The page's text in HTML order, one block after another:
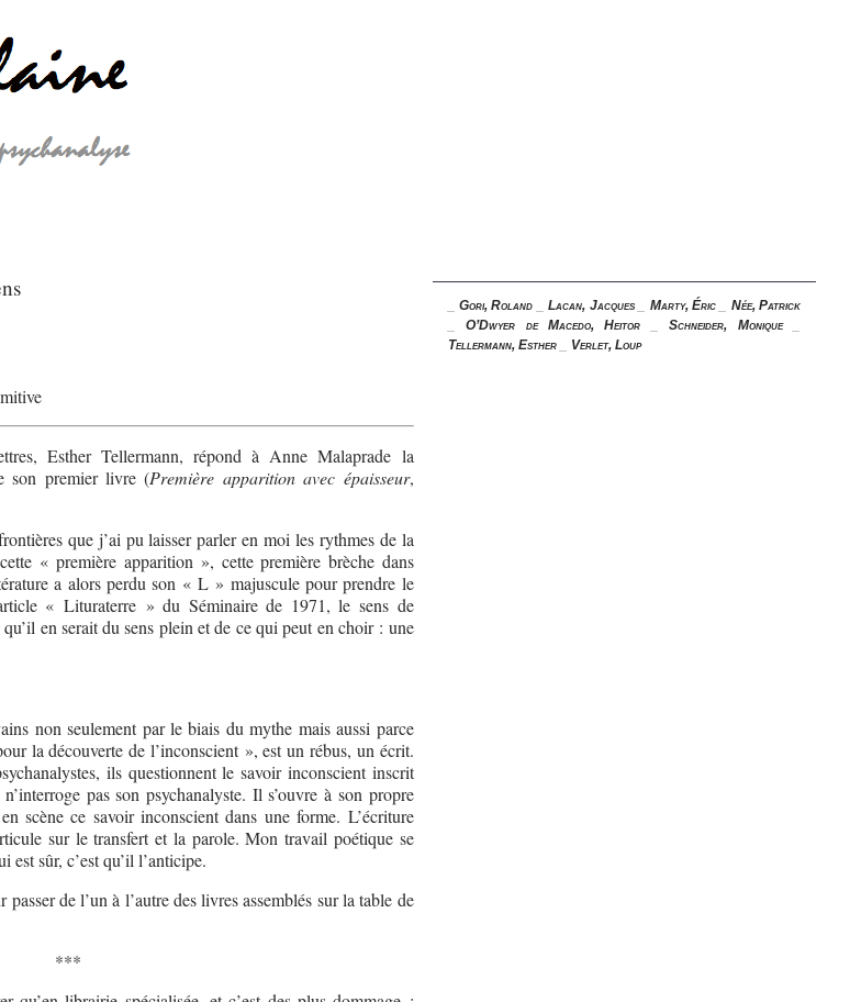
Esther Tellermann, répond à Anne Malaprade la
son premier livre (Première apparition avec épaisseur,
que j’ai pu laisser parler en moi les rythmes de la
« première apparition », cette première brèche dans
a alors perdu son « L » majuscule pour prendre le
« Lituraterre » du Séminaire de 1971, le sens de
en serait du sens plein et de ce qui peut en choir : une
non seulement par le biais du mythe mais aussi parce
la découverte de l’inconscient », est un rébus, un écrit.
ils questionnent le savoir inconscient inscrit
pas son psychanalyste. Il s’ouvre à son propre
scène ce savoir inconscient dans une forme. L’écriture
sur le transfert et la parole. Mon travail poétique se
est sûr, c’est qu’il l’anticipe.
de l’un à l’autre des livres assemblés sur la table de
***
_Gori, Roland _Lacan, Jacques_ Marty, Éric_ Née, Patrick
_O’Dwyer de Macedo, Heitor _Schneider, Monique_
Tellermann, Esther_ Verlet, Loup